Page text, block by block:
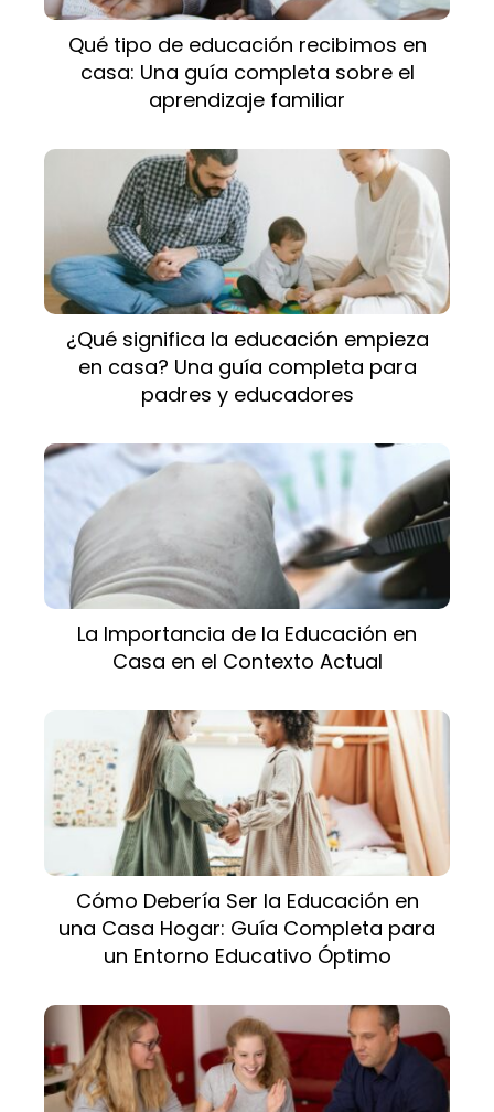
Qué tipo de educación recibimos en
casa: Una guía completa sobre el
aprendizaje familiar
¿Qué significa la educación empieza
en casa? Una guía completa para
padres y educadores
La Importancia de la Educación en
Casa en el Contexto Actual
Cómo Debería Ser la Educación en
una Casa Hogar: Guía Completa para
un Entorno Educativo Óptimo